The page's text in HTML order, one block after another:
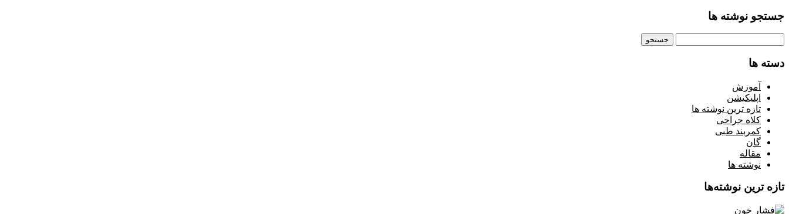
جستجو نوشته ها
دسته ها
آموزش
اپلیکیشن
تازه ترین نوشته ها
کلاه جراحی
کمربند طبی
گان
مقاله
نوشته ها
تازه ترین نوشته‌ها